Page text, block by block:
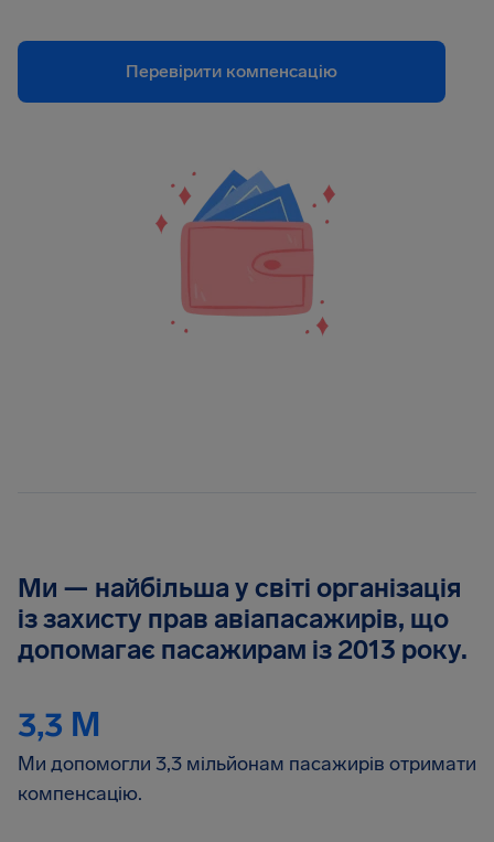
Перевірити компенсацію
Ми — найбільша у світі організація
із захисту прав авіапасажирів, що
допомагає пасажирам із 2013 року.
3,3 M
Ми допомогли 3,3 мільйонам пасажирів отримати
компенсацію.